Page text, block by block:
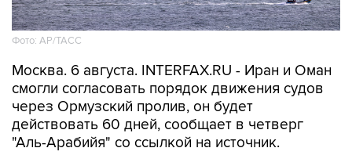
Фото: AP/ТАСС
Москва. 6 августа. INTERFAX.RU - Иран и Оман
смогли согласовать порядок движения судов
через Ормузский пролив, он будет
действовать 60 дней, сообщает в четверг
"Аль-Арабийя" со ссылкой на источник.